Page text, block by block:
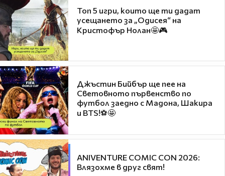
Топ 5 игри, които ще ти дадат
усещането за „Одисея“ на
Кристофър Нолан🤩🎮
Джъстин Бийбър ще пее на
Световното първенство по
футбол заедно с Мадона, Шакира
и BTS!⚽🤩
ANIVENTURE COMIC CON 2026:
Влязохме в друг свят!